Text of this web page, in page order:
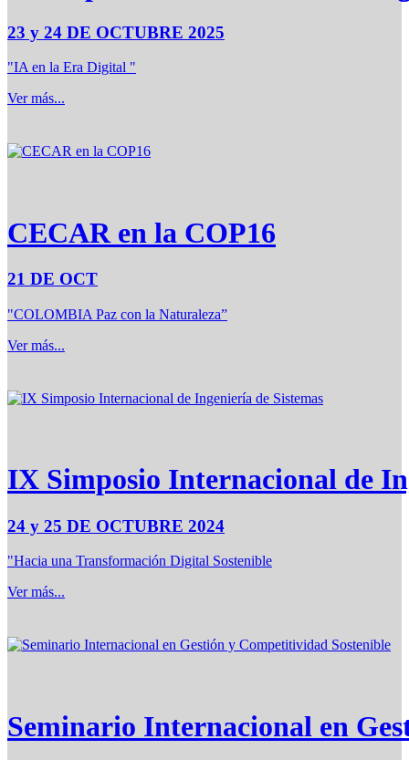
23 y 24 DE OCTUBRE 2025
"IA en la Era Digital "
Ver más...
CECAR en la COP16
21 DE OCT
"COLOMBIA Paz con la Naturaleza”
Ver más...
IX Simposio Internacional de
24 y 25 DE OCTUBRE 2024
"Hacia una Transformación Digital Sostenible
Ver más...
Seminario Internacional en